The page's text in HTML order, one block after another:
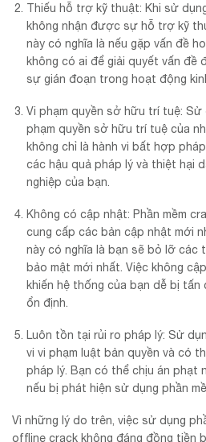
Thiếu hỗ trợ kỹ thuật: Khi sử
không nhận được sự hỗ trợ kỹ
này có nghĩa là nếu gặp vấn đề
không có ai để giải quyết vấn đề
sự gián đoạn trong hoạt động
Vi phạm quyền sở hữu trí tuệ: Sử
phạm quyền sở hữu trí tuệ của
không chỉ là hành vi bất hợp
các hậu quả pháp lý và thiệt hại
nghiệp của bạn.
Không có cập nhật: Phần mềm
cung cấp các bản cập nhật mới
này có nghĩa là bạn sẽ bỏ lỡ các
bảo mật mới nhất. Việc không
khiến hệ thống của bạn dễ bị tấn
ổn định.
Luôn tồn tại rủi ro pháp lý: Sử
vi vi phạm luật bản quyền và có
pháp lý. Bạn có thể chịu án phạt
nếu bị phát hiện sử dụng phần
Vì những lý do trên, việc sử dụng
offline crack không đáng đồng tiền